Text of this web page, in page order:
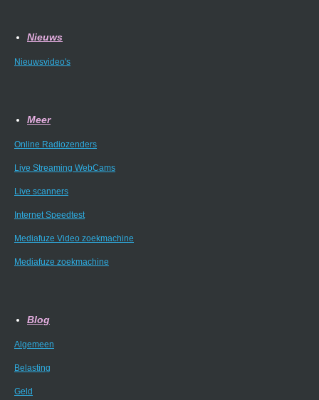
Nieuws
Nieuwsvideo's
Meer
Online Radiozenders
Live Streaming WebCams
Live scanners
Internet Speedtest
Mediafuze Video zoekmachine
Mediafuze zoekmachine
Blog
Algemeen
Belasting
Geld